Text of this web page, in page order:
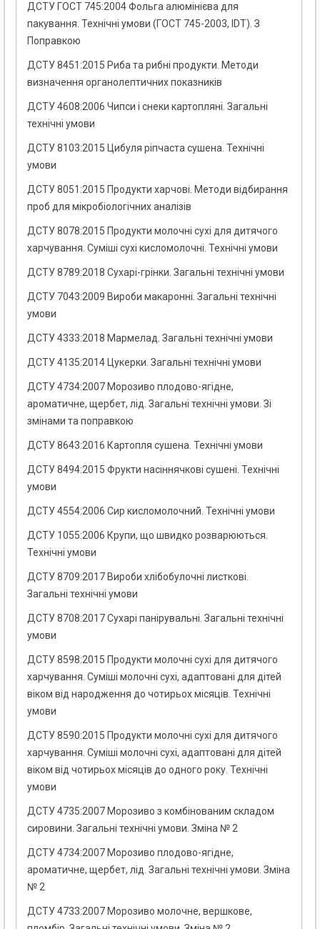
ДСТУ ГОСТ 745:2004 Фольга алюмінієва для
пакування. Технічні умови (ГОСТ 745-2003, IDT). З
Поправкою
ДСТУ 8451:2015 Риба та рибні продукти. Методи
визначення органолептичних показників
ДСТУ 4608:2006 Чипси і снеки картопляні. Загальні
технічні умови
ДСТУ 8103:2015 Цибуля ріпчаста сушена. Технічні
умови
ДСТУ 8051:2015 Продукти харчові. Методи відбирання
проб для мікробіологічних аналізів
ДСТУ 8078:2015 Продукти молочні сухі для дитячого
харчування. Суміші сухі кисломолочні. Технічні умови
ДСТУ 8789:2018 Сухарі-грінки. Загальні технічні умови
ДСТУ 7043:2009 Вироби макаронні. Загальні технічні
умови
ДСТУ 4333:2018 Мармелад. Загальні технічні умови
ДСТУ 4135:2014 Цукерки. Загальні технічні умови
ДСТУ 4734:2007 Морозиво плодово-ягідне,
ароматичне, щербет, лід. Загальні технічні умови. Зі
змінами та поправкою
ДСТУ 8643:2016 Картопля сушена. Технічні умови
ДСТУ 8494:2015 Фрукти насіннячкові сушені. Технічні
умови
ДСТУ 4554:2006 Сир кисломолочний. Технічні умови
ДСТУ 1055:2006 Крупи, що швидко розварюються.
Технічні умови
ДСТУ 8709:2017 Вироби хлібобулочні листкові.
Загальні технічні умови
ДСТУ 8708:2017 Сухарі панірувальні. Загальні технічні
умови
ДСТУ 8598:2015 Продукти молочні сухі для дитячого
харчування. Суміші молочні сухі, адаптовані для дітей
віком від народження до чотирьох місяців. Технічні
умови
ДСТУ 8590:2015 Продукти молочні сухі для дитячого
харчування. Суміші молочні сухі, адаптовані для дітей
віком від чотирьох місяців до одного року. Технічні
умови
ДСТУ 4735:2007 Морозиво з комбінованим складом
сировини. Загальні технічні умови. Зміна № 2
ДСТУ 4734:2007 Морозиво плодово-ягідне,
ароматичне, щербет, лід. Загальні технічні умови. Зміна
№ 2
ДСТУ 4733:2007 Морозиво молочне, вершкове,